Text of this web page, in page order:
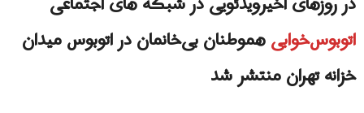
اتوبوس‌خوابیهموطنان بی‌خانمان‌ در اتوبوس میدان
خزانه تهران منتشر شد